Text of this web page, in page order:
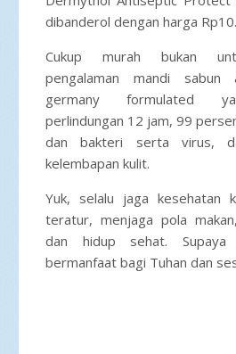
dibanderol dengan harga
Cukup murah bukan
pengalaman mandi sabun
germany formulated
perlindungan 12 jam, 99
dan bakteri serta virus,
kelembapan kulit.
Yuk, selalu jaga kesehatan
teratur, menjaga pola
dan hidup sehat.
bermanfaat bagi Tuhan dan